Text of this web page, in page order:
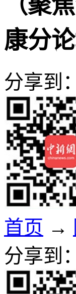
康分
分享到：
首页 →
分享到：